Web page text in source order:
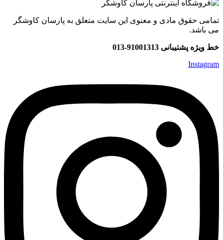
تمامی حقوق مادی و معنوی این سایت متعلق به پارسان کاوشگر
می باشد.
خط ویژه پشتیبانی 91001313-013
Instagram